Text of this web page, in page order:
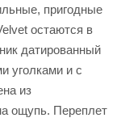
пригодные
остаются в
датированный
уголками и с
из
ощупь. Переплет